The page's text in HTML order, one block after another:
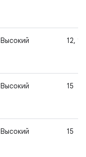
Высокий 12,
Высокий 15
Высокий 15